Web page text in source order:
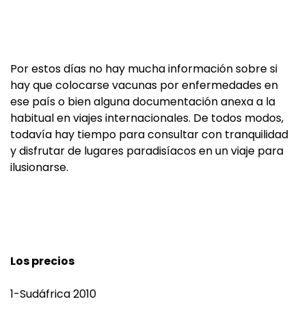
Por estos días no hay mucha información sobre si
hay que colocarse vacunas por enfermedades en
ese país o bien alguna documentación anexa a la
habitual en viajes internacionales. De todos modos,
todavía hay tiempo para consultar con tranquilidad
y disfrutar de lugares paradisíacos en un viaje para
ilusionarse.
Los precios
1-Sudáfrica 2010